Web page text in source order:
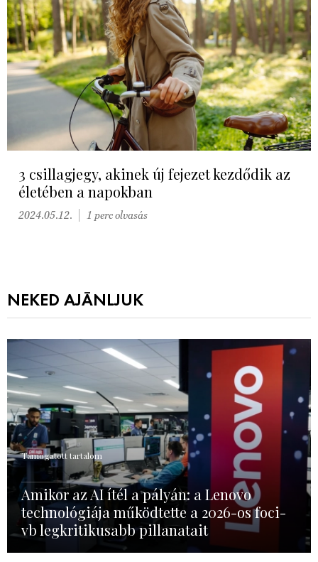
3 csillagjegy, akinek új fejezet kezdődik az
életében a napokban
2024.05.12. 1 perc olvasás
NEKED AJÁNLJUK
Támogatott tartalom
Amikor az AI ítél a pályán: a Lenovo
technológiája működtette a 2026-os foci-
vb legkritikusabb pillanatait